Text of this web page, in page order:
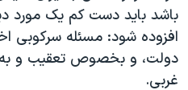
صفحه‌های ویژه
سفر پرزیدنت ترامپ به چین
باشد بايد دست کم يک مورد
افزوده شود: مسئله سرکوبی
دولت، و بخصوص تعقيب و به
غربی.